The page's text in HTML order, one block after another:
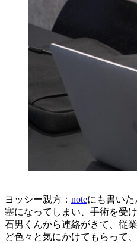
ヨッシー親方： noteにも書いた
塞になってしまい、手術を受
石男くんから連絡がきて、従
ど色々と気にかけてもらって